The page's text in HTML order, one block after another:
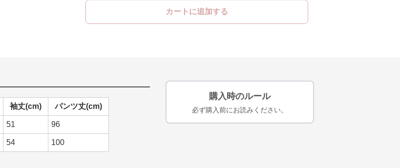
カートに追加する
袖丈(cm) パンツ丈(cm)
51 96
54 100
購入時のルール
必ず購入前にお読みください。